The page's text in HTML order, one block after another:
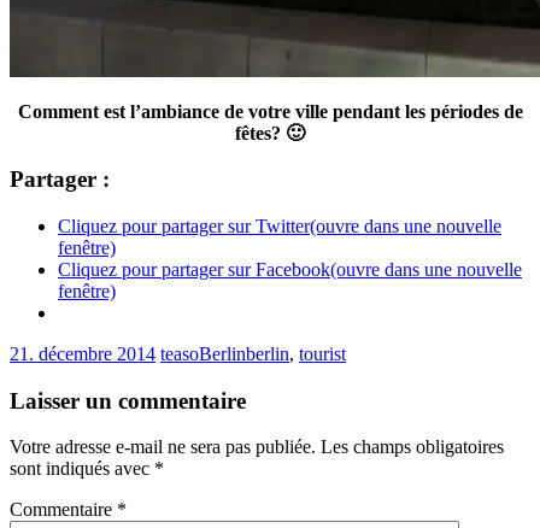
Comment est l’ambiance de votre ville pendant les périodes de
fêtes? 🙂
Partager :
Cliquez pour partager sur Twitter(ouvre dans une nouvelle
fenêtre)
Cliquez pour partager sur Facebook(ouvre dans une nouvelle
fenêtre)
21. décembre 2014 teasoBerlinberlin, tourist
Laisser un commentaire
Votre adresse e-mail ne sera pas publiée. Les champs obligatoires
sont indiqués avec *
Commentaire *